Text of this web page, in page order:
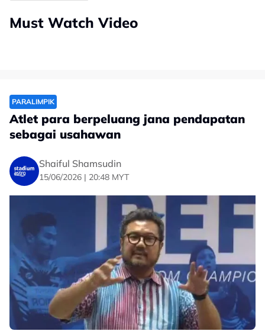
Must Watch Video
PARALIMPIK
Atlet para berpeluang jana pendapatan
sebagai usahawan
Shaiful Shamsudin
15/06/2026 | 20:48 MYT